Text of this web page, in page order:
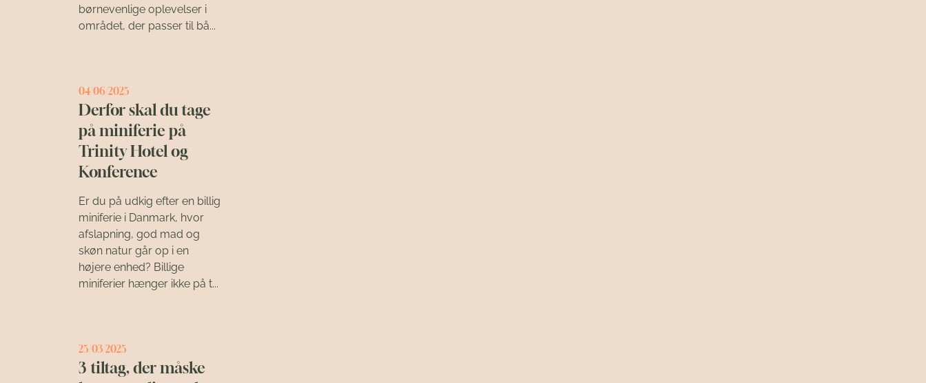
børnevenlige oplevelser i
området, der passer til bå...
04/06/2025
Derfor skal du tage
på miniferie på
Trinity Hotel og
Konference
Er du på udkig efter en billig
miniferie i Danmark, hvor
afslapning, god mad og
skøn natur går op i en
højere enhed? Billige
miniferier hænger ikke på t...
25/03/2025
3 tiltag, der måske